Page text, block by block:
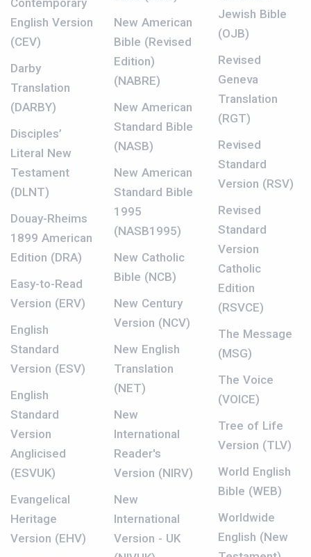
English Version
(CEV)
Darby
Translation
(DARBY)
Disciples’
Literal New
Testament
(DLNT)
Douay-Rheims
1899 American
Edition (DRA)
Easy-to-Read
Version (ERV)
English
Standard
Version (ESV)
English
Standard
Version
Anglicised
(ESVUK)
Evangelical
Heritage
Version (EHV)
New American
Bible (Revised
Edition)
(NABRE)
New American
Standard Bible
(NASB)
New American
Standard Bible
1995
(NASB1995)
New Catholic
Bible (NCB)
New Century
Version (NCV)
New English
Translation
(NET)
New
International
Reader's
Version (NIRV)
New
International
Version - UK
Jewish Bible
(OJB)
Revised
Geneva
Translation
(RGT)
Revised
Standard
Version (RSV)
Revised
Standard
Version
Catholic
Edition
(RSVCE)
The Message
(MSG)
The Voice
(VOICE)
Tree of Life
Version (TLV)
World English
Bible (WEB)
Worldwide
English (New